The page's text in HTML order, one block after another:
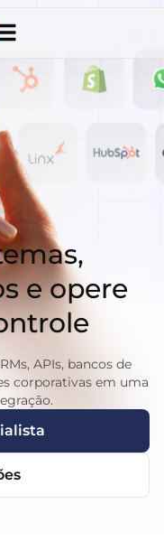
e opere
APIs, bancos de
corporativas em uma